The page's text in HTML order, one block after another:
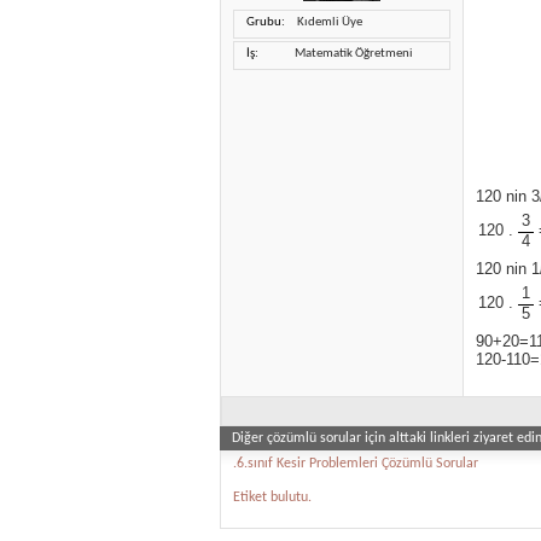
Grubu Kıdemli Üye
İş Matematik Öğretmeni
120 nin
120 .
3
4
120 nin
120 .
1
5
120-
Diğer çözümlü sorular için alttaki linkleri ziyaret
.6.sınıf Kesir Problemleri Çözümlü Sorular
Etiket bulutu.